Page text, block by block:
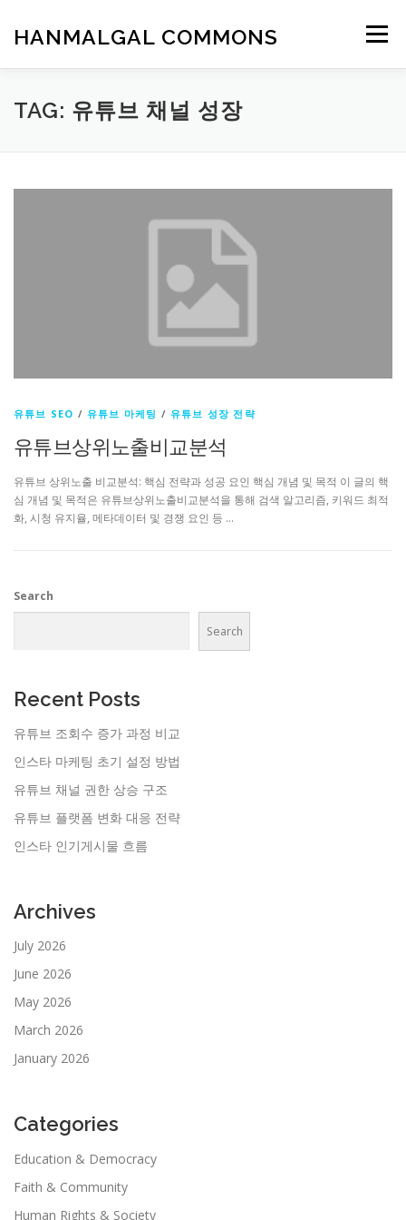
content
HANMALGAL COMMONS Menu
TAG: 유튜브 채널 성장
유튜브 SEO /유튜브 마케팅 /유튜브 성장 전략
유튜브상위노출비교분석
유튜브 상위노출 비교분석: 핵심 전략과 성공 요인 핵심 개념 및 목적 이 글의 핵
심 개념 및 목적은 유튜브상위노출비교분석을 통해 검색 알고리즘, 키워드 최적
화, 시청 유지율, 메타데이터 및 경쟁 요인 등 …
Search
Search
Recent Posts
유튜브 조회수 증가 과정 비교
인스타 마케팅 초기 설정 방법
유튜브 채널 권한 상승 구조
유튜브 플랫폼 변화 대응 전략
인스타 인기게시물 흐름
Archives
July 2026
June 2026
May 2026
March 2026
January 2026
Categories
Education & Democracy
Faith & Community
Human Rights & Society